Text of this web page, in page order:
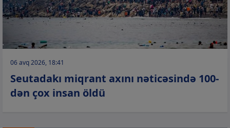
06 avq 2026, 18:41
Seutadakı miqrant axını nəticəsində 100-
dən çox insan öldü